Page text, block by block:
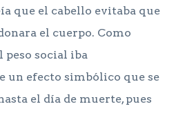
que el cabello evitaba que
el cuerpo. Como
peso social iba
un efecto simbólico que se
el día de muerte, pues